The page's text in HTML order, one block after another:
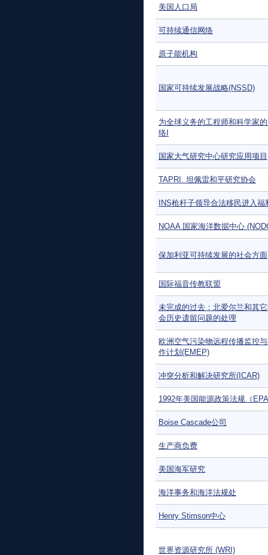
美国人口局
可持续通信网络
原子能机构
国家可持续发展战略(NSSD)
为全球义务的工程师和科学家
络I
国家大气研究中心研究应用项目
TAPRI. 坦佩雷和平研究协会
INS枪杆子领导合法移民进入福
NOAA 国家海洋数据中心
保加利亚可持续发展的社会方面
国际福音传教联盟
未完成的过去：北爱尔兰和其
会历史遗留问题的处理
欧洲空气污染物远程传播监控
作计划(EMEP)
冲突分析和解决研究所(ICAR)
1992年美国能源政策法规（
Boise Cascade公司
生产商负费
美国海军研究
海洋事务和海洋法规处
Henry Stimson中心
世界资源研究所 (WRI)